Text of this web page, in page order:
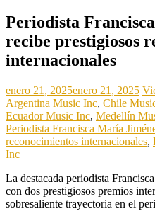
Periodista
recibe prestigiosos
internacionales
enero 21, 2025enero 21, 2025
Argentina Music Inc, Chile
Ecuador Music Inc, Medellín
Periodista Francisca María
reconocimientos internacionales,
Inc
La destacada periodista
con dos prestigiosos premios
sobresaliente trayectoria en el